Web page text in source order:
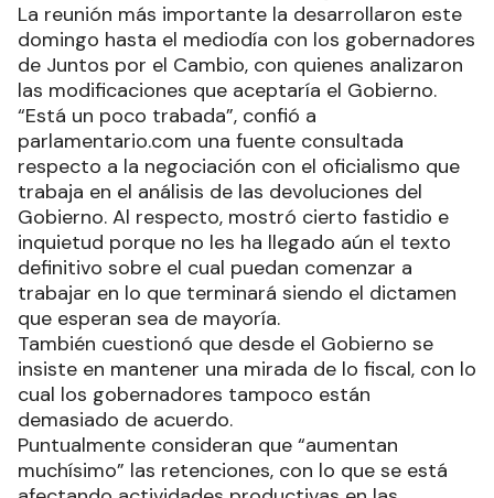
La reunión más importante la desarrollaron este
domingo hasta el mediodía con los gobernadores
de Juntos por el Cambio, con quienes analizaron
las modificaciones que aceptaría el Gobierno.
“Está un poco trabada”, confió a
parlamentario.com una fuente consultada
respecto a la negociación con el oficialismo que
trabaja en el análisis de las devoluciones del
Gobierno. Al respecto, mostró cierto fastidio e
inquietud porque no les ha llegado aún el texto
definitivo sobre el cual puedan comenzar a
trabajar en lo que terminará siendo el dictamen
que esperan sea de mayoría.
También cuestionó que desde el Gobierno se
insiste en mantener una mirada de lo fiscal, con lo
cual los gobernadores tampoco están
demasiado de acuerdo.
Puntualmente consideran que “aumentan
muchísimo” las retenciones, con lo que se está